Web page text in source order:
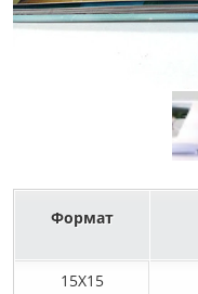
Формат
15X15